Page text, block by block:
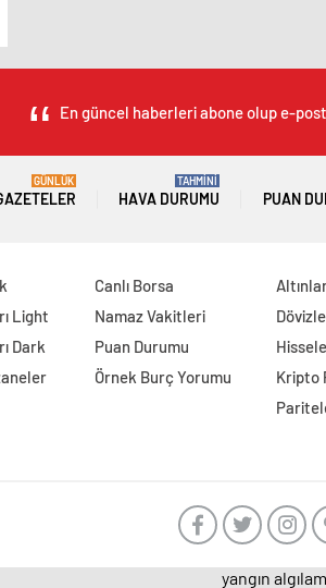
En güncel haberleri abone olup e-
GÜNLÜK
HAVA DURUMU
TAHMİNİ
PUAN
Light
Dark
Canlı Borsa
Namaz Vakitleri
Puan Durumu
Örnek Burç Yorumu
Kripto
yangın